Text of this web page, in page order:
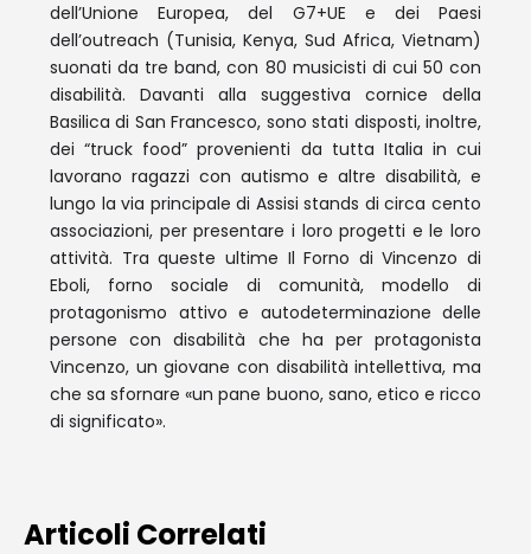
dell’Unione Europea, del G7+UE e dei Paesi
dell’outreach (Tunisia, Kenya, Sud Africa, Vietnam)
suonati da tre band, con 80 musicisti di cui 50 con
disabilità. Davanti alla suggestiva cornice della
Basilica di San Francesco, sono stati disposti, inoltre,
dei “truck food” provenienti da tutta Italia in cui
lavorano ragazzi con autismo e altre disabilità, e
lungo la via principale di Assisi stands di circa cento
associazioni, per presentare i loro progetti e le loro
attività. Tra queste ultime Il Forno di Vincenzo di
Eboli, forno sociale di comunità, modello di
protagonismo attivo e autodeterminazione delle
persone con disabilità che ha per protagonista
Vincenzo, un giovane con disabilità intellettiva, ma
che sa sfornare «un pane buono, sano, etico e ricco
di significato».
Articoli Correlati